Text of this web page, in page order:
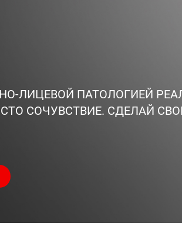
ЛИЦЕВОЙ ПАТОЛОГИЕЙ
СОЧУВСТВИЕ. СДЕЛАЙ